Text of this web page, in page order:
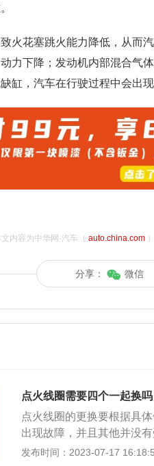
火花塞跳火能力降低，从而
力下降；发动机内部混合气
缸，汽车在行驶过程中会出现
内容为中华网·汽车（ auto.china.com
分享： 微信
点火线圈需要四个一起换吗
点火线圈的更换要根据具
出现故障，并且其他并没
以直接更换故障的点火线
发布时间：2023-07-17